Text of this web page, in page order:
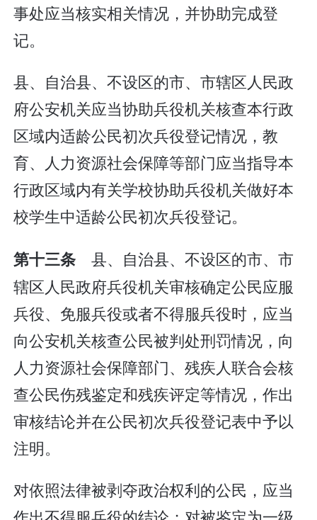
事处应当核实相关情况，并协助完成登
记。
县、自治县、不设区的市、市辖区人民政
府公安机关应当协助兵役机关核查本行政
区域内适龄公民初次兵役登记情况，教
育、人力资源社会保障等部门应当指导本
行政区域内有关学校协助兵役机关做好本
校学生中适龄公民初次兵役登记。
第十三条县、自治县、不设区的市、市
辖区人民政府兵役机关审核确定公民应服
兵役、免服兵役或者不得服兵役时，应当
向公安机关核查公民被判处刑罚情况，向
人力资源社会保障部门、残疾人联合会核
查公民伤残鉴定和残疾评定等情况，作出
审核结论并在公民初次兵役登记表中予以
注明。
对依照法律被剥夺政治权利的公民，应当